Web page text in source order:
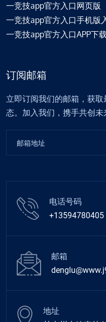
一竞技app官方入口网页版
一竞技app官方入口手机版
一竞技app官方入口APP下
订阅邮箱
立即订阅我们的邮箱，获
态。加入我们，携手共创未
电话号码
+13594780405
邮箱
地址